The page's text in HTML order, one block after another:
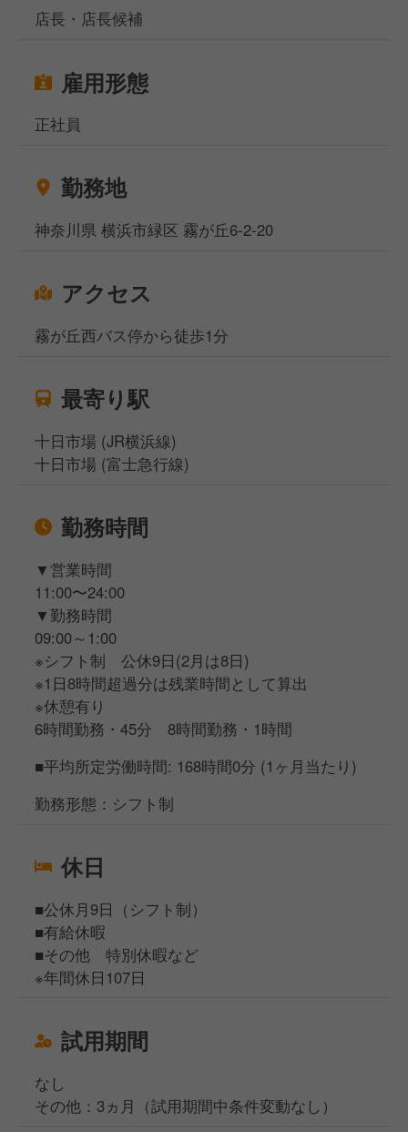
★ 具体的な仕事内容
──────────
■接客業務
■ラーメンやサイドメニューの調理業務
提供するラーメンや焼き飯の味付けなども店内で全て
行っています。基本的な仕事からスタートし、徐々に
店長・店長候補
雇用形態
正社員
勤務地
神奈川県 横浜市緑区 霧が丘6-2-20
アクセス
霧が丘西バス停から徒歩1分
最寄り駅
十日市場 (JR横浜線)
十日市場 (富士急行線)
勤務時間
▼営業時間
11:00〜24:00
▼勤務時間
09:00～1:00
※シフト制 公休9日(2月は8日)
※1日8時間超過分は残業時間として算出
※休憩有り
6時間勤務・45分 8時間勤務・1時間
■平均所定労働時間: 168時間0分 (1ヶ月当たり)
勤務形態：シフト制
休日
■公休月9日（シフト制）
■有給休暇
■その他 特別休暇など
※年間休日107日
試用期間
なし
その他：3ヵ月（試用期間中条件変動なし）